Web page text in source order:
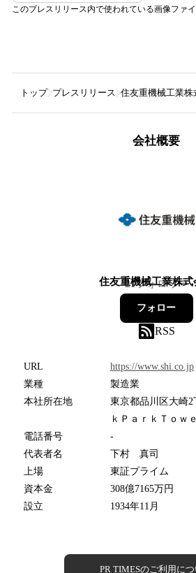
このプレスリリース内で使われている画像ファ
トップ プレスリリース 住友重機械工業株
会社概要
住友重機械工業株式
21フォロワー
フォロー
RSS
URL
https://www.shi.co.jp
業種
製造業
本社所在地
東京都品川区大崎2
ｋＰａｒｋＴｏｗ
電話番号
-
代表者名
下村 真司
上場
東証プライム
資本金
308億7165万円
設立
1934年11月
PR TIMESのご利用に